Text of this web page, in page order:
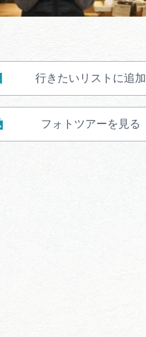
行きたいリストに追加
フォトツアーを見る